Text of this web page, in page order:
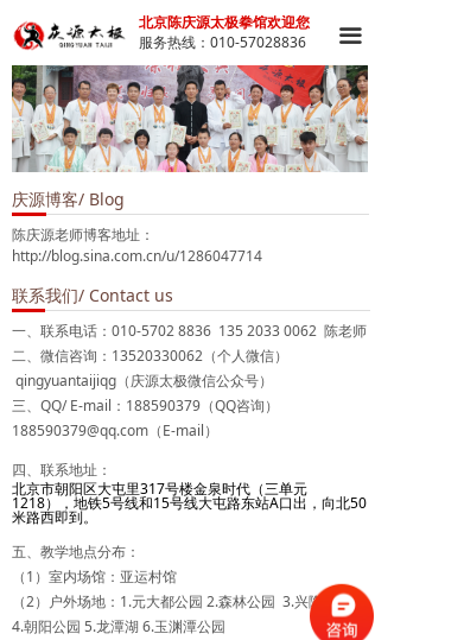
服务热线：010-57028836 끀
北京陈庆源太极拳馆欢迎您
庆源博客/ Blog
陈庆源老师博客地址：
http://blog.sina.com.cn/u/1286047714
联系我们/ Contact us
一、联系电话：010-5702 8836 135 2033 0062 陈老师
二、微信咨询：13520330062（个人微信）
qingyuantaijiqg（庆源太极微信公众号）
三、QQ/ E-mail：188590379（QQ咨询）
188590379@qq.com（E-mail）
四、联系地址：
北京市朝阳区大屯里317号楼金泉时代（三单元
1218），地铁5号线和15号线大屯路东站A口出，向北50
米路西即到。
五、教学地点分布：
（1）室内场馆：亚运村馆
（2）户外场地：1.元大都公园 2.森林公园 3.兴隆公园.
4.朝阳公园 5.龙潭湖 6.玉渊潭公园